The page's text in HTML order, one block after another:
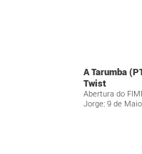
A Tarumba
Twist
Abertura do
Jorge: 9 de